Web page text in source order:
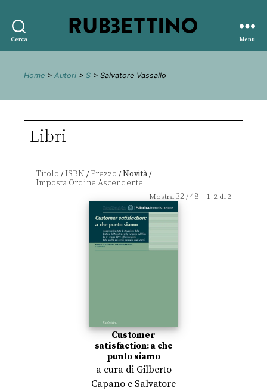
Cerca
editore
Menu
Home > Autori > S > Salvatore Vassallo
Libri
Titolo /ISBN /Prezzo /Novità/
Mostra32/48– 1–2 di 2
Customer
satisfaction: a che
punto siamo
a cura di Gilberto
Capano e Salvatore